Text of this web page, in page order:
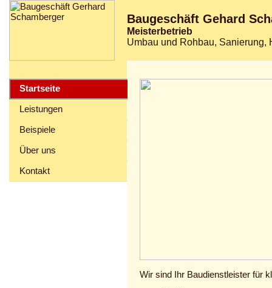
Baugeschäft Gehard
Meisterbetrieb
Umbau und Rohbau, Sanierung,
Startseite
Leistungen
Beispiele
Über uns
Kontakt
Wir sind Ihr Baudienstleister für